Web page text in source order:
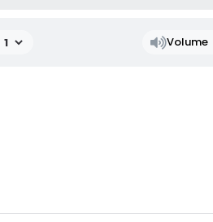
Volume